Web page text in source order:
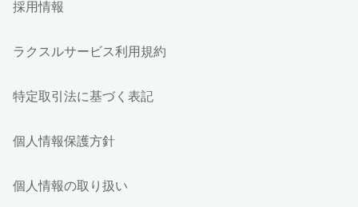
採用情報
ラクスルサービス利用規約
特定取引法に基づく表記
個人情報保護方針
個人情報の取り扱い